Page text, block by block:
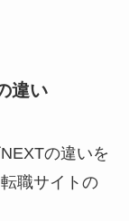
違い
の違いを
職サイトの